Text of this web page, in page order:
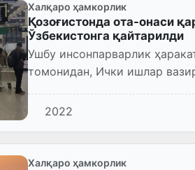
Халқаро ҳамкорлик
Қозоғистонда ота-онаси
Ўзбекистонга қайтарилди
Ушбу инсонпарварлик
томонидан, Ички ишлар
2022
Халқаро ҳамкорлик